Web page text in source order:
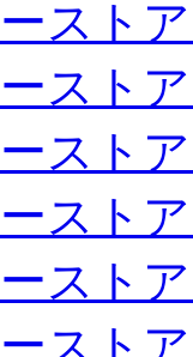
スト
スト
スト
スト
スト
スト